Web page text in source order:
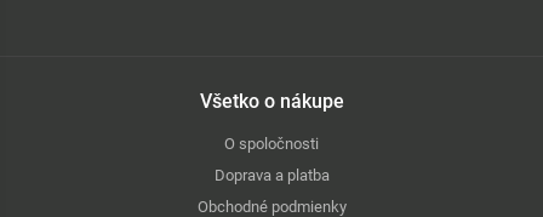
Všetko o nákupe
O spoločnosti
Doprava a platba
Obchodné podmienky